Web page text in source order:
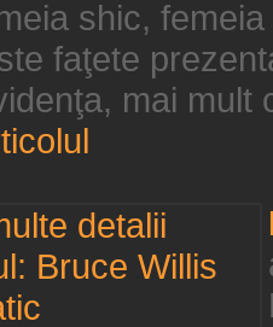
shic,
faţete
mai mult